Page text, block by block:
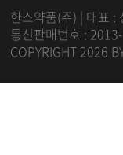
한스약품(주) | 대표
통신판매번호 :
COPYRIGHT 2026